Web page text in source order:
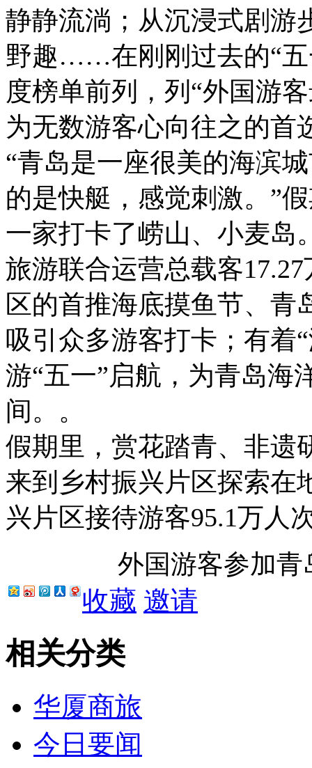
静静流淌；从沉浸式剧游
野趣……在刚刚过去的“五
度榜单前列，列“外国游
为无数游客心向往之的首
“青岛是一座很美的海滨
的是快艇，感觉刺激。”
一家打卡了崂山、小麦岛
旅游联合运营总载客
区的首推海底摸鱼节、青
吸引众多游客打卡；有着
游“五一”启航，为青岛海
间。。
假期里，赏花踏青、非遗
来到乡村振兴片区探索在
兴片区接待游客95.1万人
外国游客参加青
收藏 邀请
相关分类
华厦商旅
今日要闻